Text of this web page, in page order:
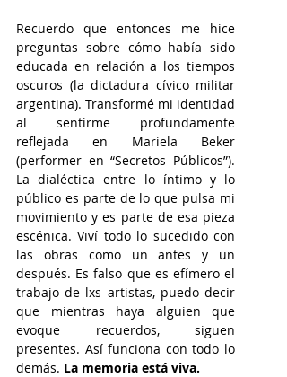
Recuerdo que entonces me hice
preguntas sobre cómo había sido
educada en relación a los tiempos
oscuros (la dictadura cívico militar
argentina). Transformé mi identidad
al sentirme profundamente
reflejada en Mariela Beker
(performer en “Secretos Públicos”).
La dialéctica entre lo íntimo y lo
público es parte de lo que pulsa mi
movimiento y es parte de esa pieza
escénica. Viví todo lo sucedido con
las obras como un antes y un
después. Es falso que es efímero el
trabajo de lxs artistas, puedo decir
que mientras haya alguien que
evoque recuerdos, siguen
presentes. Así funciona con todo lo
demás. La memoria está viva.